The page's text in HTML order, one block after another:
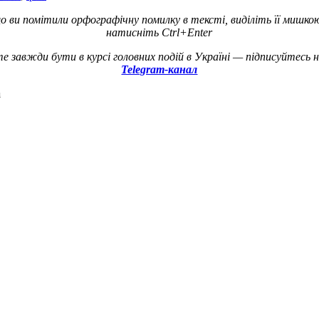
ви помітили орфографічну помилку в тексті, виділіть її
натисніть Ctrl+Enter
завжди бути в курсі головних подій в Україні — підписуйтесь
Telegram-канал